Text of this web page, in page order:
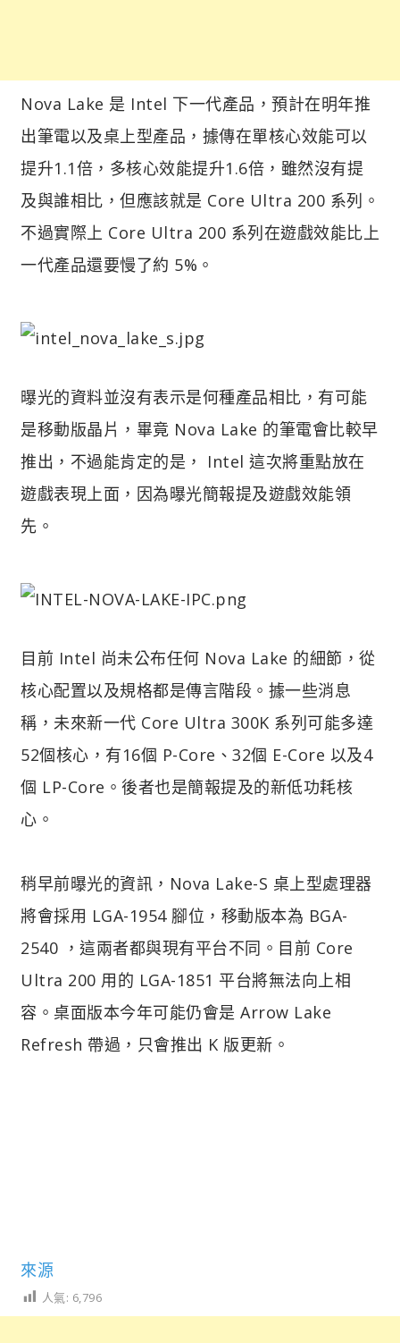
Nova Lake 是 Intel 下一代產品，預計在明年推
出筆電以及桌上型產品，據傳在單核心效能可以
提升1.1倍，多核心效能提升1.6倍，雖然沒有提
及與誰相比，但應該就是 Core Ultra 200 系列。
不過實際上 Core Ultra 200 系列在遊戲效能比上
一代產品還要慢了約 5%。
曝光的資料並沒有表示是何種產品相比，有可能
是移動版晶片，畢竟 Nova Lake 的筆電會比較早
推出，不過能肯定的是， Intel 這次將重點放在
遊戲表現上面，因為曝光簡報提及遊戲效能領
先。
目前 Intel 尚未公布任何 Nova Lake 的細節，從
核心配置以及規格都是傳言階段。據一些消息
稱，未來新一代 Core Ultra 300K 系列可能多達
52個核心，有16個 P-Core、32個 E-Core 以及4
個 LP-Core。後者也是簡報提及的新低功耗核
心。
稍早前曝光的資訊，Nova Lake-S 桌上型處理器
將會採用 LGA-1954 腳位，移動版本為 BGA-
2540 ，這兩者都與現有平台不同。目前 Core
Ultra 200 用的 LGA-1851 平台將無法向上相
容。桌面版本今年可能仍會是 Arrow Lake
Refresh 帶過，只會推出 K 版更新。
來源
人氣: 6,796